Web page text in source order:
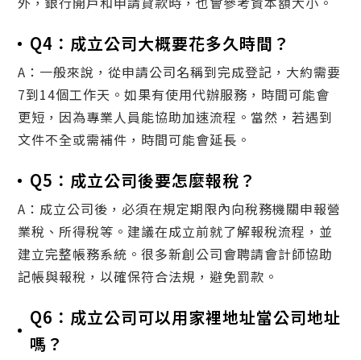
Q4：成立公司大概要花多久時間？
A：一般來說，從申請公司名稱到完成登記，大約需要
7到14個工作天。如果有使用代辦服務，時間可能會
更短，因為專業人員能協助加速流程。當然，若遇到
文件不全或需補件，時間可能會延長。
Q5：成立公司後要怎麼報稅？
A：成立公司後，必須在規定期限內向稅務機關申報營
業稅、所得稅等。建議在成立前就了解報稅流程，並
建立完整帳務系統。很多新創公司會聘請會計師協助
記帳與報稅，以確保符合法規，避免罰款。
Q6：成立公司可以用家裡地址當公司地址
嗎？